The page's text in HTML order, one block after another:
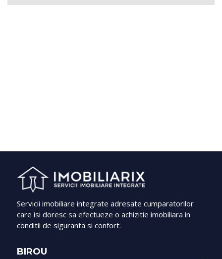
Servicii imobiliare integrate adresate cumparatorilor
care isi doresc sa efectueze o achizitie imobiliara in
conditii de siguranta si confort.
BIROU